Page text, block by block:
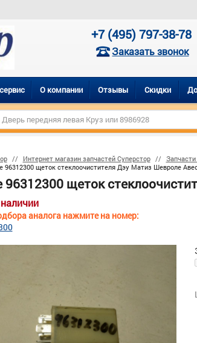
+7 (495) 797-38-78
Заказать звонок
О компании Отзывы Скидки
Интернет магазин запчастей Суперстор
96312300 щеток стеклоочистителя Дэу Матиз Шевроле
96312300 щеток
аналога нажмите на номер: